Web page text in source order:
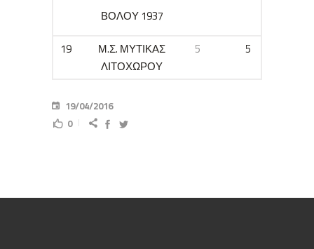
ΒΟΛΟΥ 1937
19
Μ.Σ. ΜΥΤΙΚΑΣ
ΛΙΤΟΧΩΡΟΥ
5 5
19/04/2016
0